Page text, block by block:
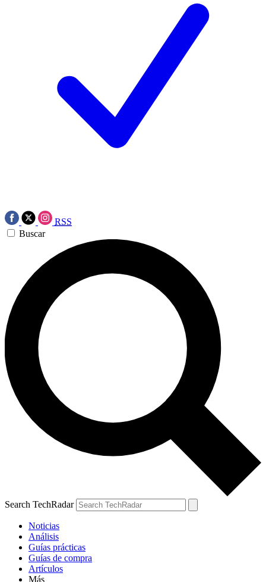
RSS
Buscar
Search TechRadar
Noticias
Análisis
Guías prácticas
Guías de compra
Artículos
Más